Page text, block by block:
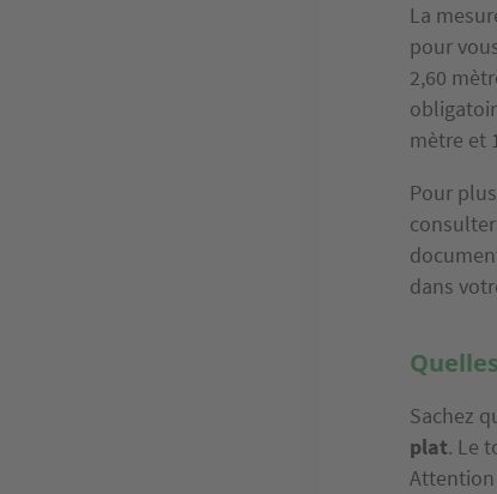
La
pour
2,60
mètre et
Pour
dans
Sachez
plat. Le
Attention